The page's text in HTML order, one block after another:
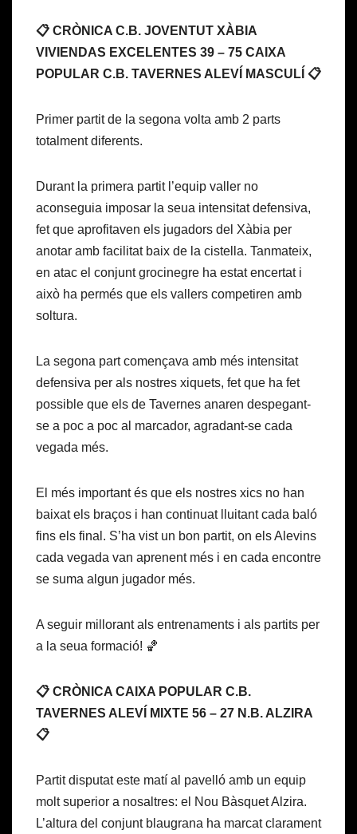
📋 CRÒNICA C.B. JOVENTUT XÀBIA
VIVIENDAS EXCELENTES 39 – 75 CAIXA
POPULAR C.B. TAVERNES ALEVÍ MASCULÍ 📋
Primer partit de la segona volta amb 2 parts
totalment diferents.
Durant la primera partit l’equip valler no
aconseguia imposar la seua intensitat defensiva,
fet que aprofitaven els jugadors del Xàbia per
anotar amb facilitat baix de la cistella. Tanmateix,
en atac el conjunt grocinegre ha estat encertat i
això ha permés que els vallers competiren amb
soltura.
La segona part començava amb més intensitat
defensiva per als nostres xiquets, fet que ha fet
possible que els de Tavernes anaren despegant-
se a poc a poc al marcador, agradant-se cada
vegada més.
El més important és que els nostres xics no han
baixat els braços i han continuat lluitant cada baló
fins els final. S’ha vist un bon partit, on els Alevins
cada vegada van aprenent més i en cada encontre
se suma algun jugador més.
A seguir millorant als entrenaments i als partits per
a la seua formació! 🏀
📋 CRÒNICA CAIXA POPULAR C.B.
TAVERNES ALEVÍ MIXTE 56 – 27 N.B. ALZIRA
📋
Partit disputat este matí al pavelló amb un equip
molt superior a nosaltres: el Nou Bàsquet Alzira.
L’altura del conjunt blaugrana ha marcat clarament